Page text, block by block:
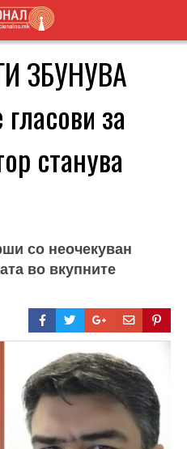
ЗБУНУВА
за
станува
со неочекуван
во вкупните